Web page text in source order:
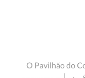
O Pavilhão do